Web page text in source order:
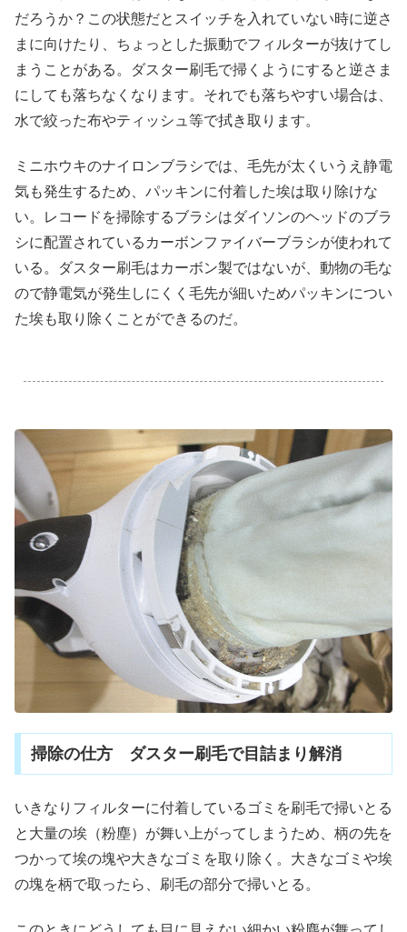
だろうか？この状態だとスイッチを入れていない時に逆さ
まに向けたり、ちょっとした振動でフィルターが抜けてし
まうことがある。ダスター刷毛で掃くようにすると逆さま
にしても落ちなくなります。それでも落ちやすい場合は、
水で絞った布やティッシュ等で拭き取ります。
ミニホウキのナイロンブラシでは、毛先が太くいうえ静電
気も発生するため、パッキンに付着した埃は取り除けな
い。レコードを掃除するブラシはダイソンのヘッドのブラ
シに配置されているカーボンファイバーブラシが使われて
いる。ダスター刷毛はカーボン製ではないが、動物の毛な
ので静電気が発生しにくく毛先が細いためパッキンについ
た埃も取り除くことができるのだ。
掃除の仕方 ダスター刷毛で目詰まり解消
いきなりフィルターに付着しているゴミを刷毛で掃いとる
と大量の埃（粉塵）が舞い上がってしまうため、柄の先を
つかって埃の塊や大きなゴミを取り除く。大きなゴミや埃
の塊を柄で取ったら、刷毛の部分で掃いとる。